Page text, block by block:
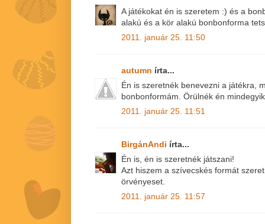
A játékokat én is szeretem :) és a
alakú és a kör alakú bonbonforma
2011. január 25. 11:50
autumn írta...
Én is szeretnék benevezni a játékra,
bonbonformám. Örülnék én
2011. január 25. 11:51
BirgánAndi írta...
Én is, én is szeretnék játszani!
Azt hiszem a szívecskés formát
örvényeset.
2011. január 25. 11:57